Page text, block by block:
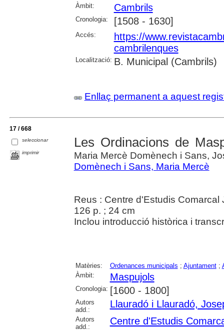
Àmbit: Cambrils
Cronologia: [1508 - 1630]
Accés:
https://
cambrilenques
Localització: B. Municipal (Cambrils)
Enllaç permanent a aquest
17 / 668
seleccionar
imprimir
Les Ordinacions de
Maria Mercè Domènech i Sans,
Domènech i Sans, Maria Mercè
Reus : Centre d'Estudis Comarcal
126 p. ; 24 cm
Inclou introducció històrica i
Matèries: Ordenances municipals ; Ajuntament;
Àmbit:
Maspujols
Cronologia: [1600 - 1800]
Autors
add.:
Llauradó i Llauradó,
Autors
add.:
Centre d'Estudis